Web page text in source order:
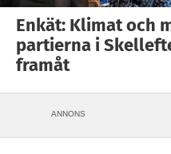
Enkät: Klimat och
partierna i
framåt
ANNONS